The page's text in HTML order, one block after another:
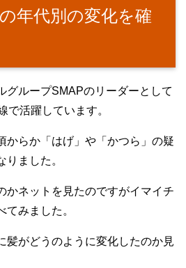
年代別の変化を確
グループSMAPのリーダーとして
で活躍しています。
からか「はげ」や「かつら」の疑
ました。
かネットを見たのですがイマイチ
てみました。
髪がどうのように変化したのか見